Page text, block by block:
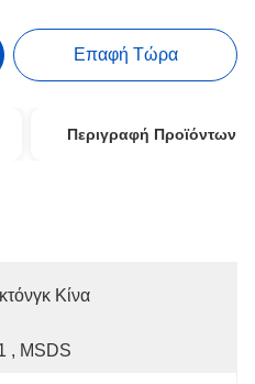
Επαφή Τώρα
Περιγραφή Προϊόντων
Κίνα
, MSDS